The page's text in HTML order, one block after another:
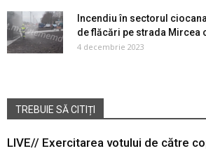
Incendiu în sectorul
de flăcări pe strada Mircea
4 decembrie 2023
TREBUIE SĂ CITIȚI
LIVE// Exercitarea votului de către